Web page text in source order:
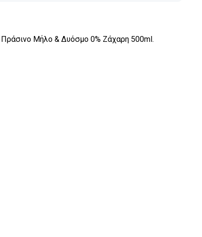
Πράσινο Μήλο & Δυόσμο 0% Zάχαρη 500ml.